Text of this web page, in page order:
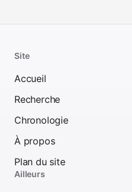
Site
Accueil
Recherche
Chronologie
À propos
Plan du site
Ailleurs